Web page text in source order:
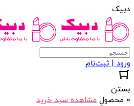
دبیک
ورود | ثبت‌نام
بستن
0 محصول
مشاهده سبد خرید